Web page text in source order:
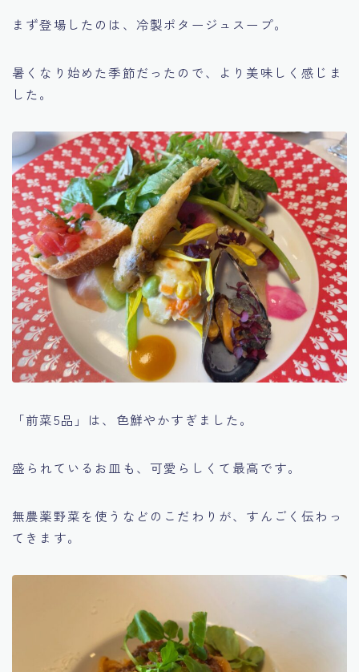
まず登場したのは、冷製ポタージュスープ。
暑くなり始めた季節だったので、より美味しく感じま
した。
「前菜5品」は、色鮮やかすぎました。
盛られているお皿も、可愛らしくて最高です。
無農薬野菜を使うなどのこだわりが、すんごく伝わっ
てきます。